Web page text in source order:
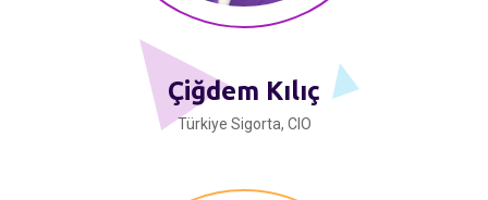
Çiğdem Kılıç
Türkiye Sigorta, CIO